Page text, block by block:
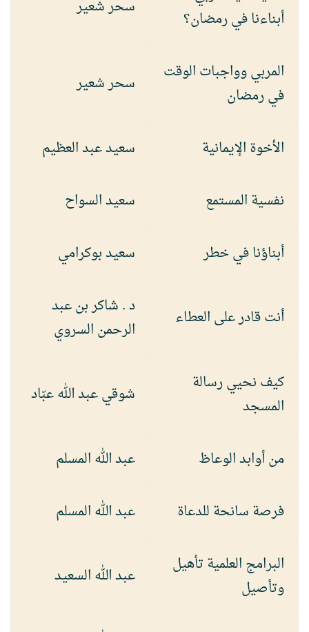
أبناءنا في رمضان؟
سحر شعير
المربي وواجبات الوقت
في رمضان
سحر شعير
الأخوة الإيمانية سعيد عبد العظيم
نفسية المستمع سعيد السواح
أبناؤنا في خطر سعيد بوكرامي
أنت قادر على العطاء
د . شاكر بن عبد
الرحمن السروي
كيف نحيي رسالة
المسجد
شوقي عبد الله عبّاد
من أوابد الوعاظ عبد الله المسلم
فرصة سانحة للدعاة عبد الله المسلم
البرامج العلمية تأهيل
وتأصيل
عبد الله السعيد